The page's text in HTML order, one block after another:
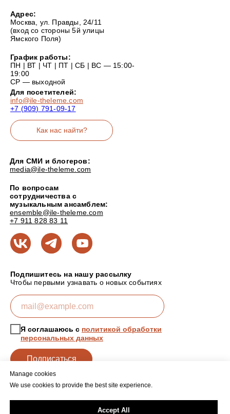
Manage cookies
We use cookies to provide the best site experience.
Accept All
Адрес:
Москва, ул. Правды, 24/11
(вход со стороны 5й улицы
Ямского Поля)
График работы:
ПН | ВТ | ЧТ | ПТ | СБ | ВС — 15:00-
19:00
СР — выходной
Для посетителей:
info@ile-theleme.com
+7 (909) 791-09-17
Для СМИ и блогеров:
media@ile-theleme.com
Подпишитесь на нашу рассылку
Чтобы первыми узнавать о новых событиях
По вопросам
сотрудничества с
музыкальным ансамблем:
ensemble@ile-theleme.com
+7 911 828 83 11
Политика обработки персональных данных
Я соглашаюсь с политикой обработки
персональных данных
Подписаться
Как нас найти?